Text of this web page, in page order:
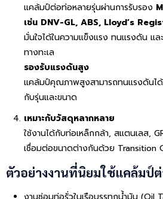
แคล้มป์ต่อท่อหลายรุ่นผ่านการรับรอง
เช่น DNV-GL, ABS, Lloyd’s
มั่นใจได้ในความแข็งแรง ทนแรงดัน แ
ทางทะเล
รองรับแรงดันสูง
แคล้มป์คุณภาพสูงสามารถทนแรงดัน
กับรุ่นและขนาด
เหมาะกับวัสดุหลากหลาย
ใช้งานได้กับท่อเหล็กกล้า, สแตนเลส,
เชื่อมต่อขนาดต่างกันด้วย Transition
ตัวอย่างงานที่นิยมใช้แคล้มป์